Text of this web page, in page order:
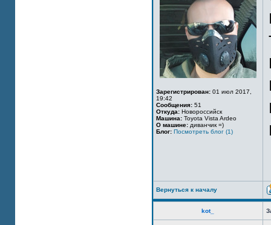
Зарегистрирован: 01 июл 2017,
19:42
Сообщения: 51
Откуда: Новороссийск
Машина: Toyota Vista Ardeo
О машине: диванчик =)
Блог: Посмотреть блог (1)
Вернуться к началу
kot_